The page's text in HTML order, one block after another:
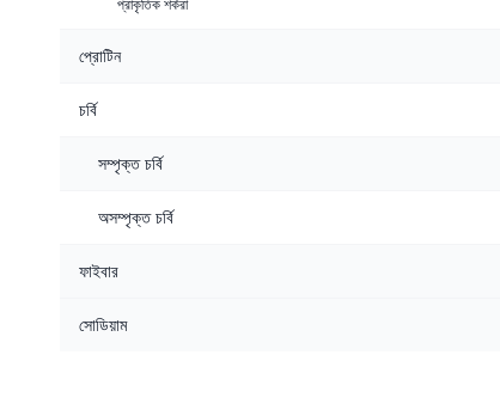
প্রাকৃতিক শর্করা
প্রোটিন
চর্বি
সম্পৃক্ত চর্বি
অসম্পৃক্ত চর্বি
ফাইবার
সোডিয়াম